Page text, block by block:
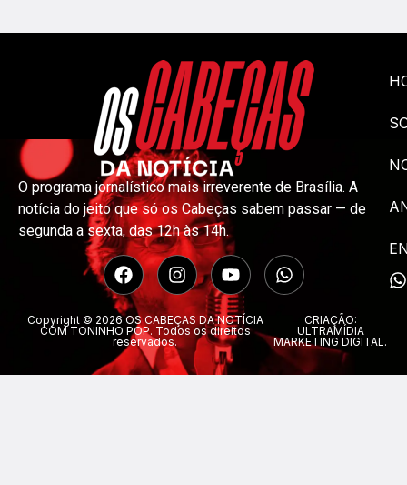
O programa jornalístico mais irreverente de Brasília. A
notícia do jeito que só os Cabeças sabem passar — de
segunda a sexta, das 12h às 14h.
Copyright © 2026 OS CABEÇAS DA NOTÍCIA
COM TONINHO POP. Todos os direitos
reservados.
CRIAÇÃO:
ULTRAMÍDIA
MARKETING DIGITAL.